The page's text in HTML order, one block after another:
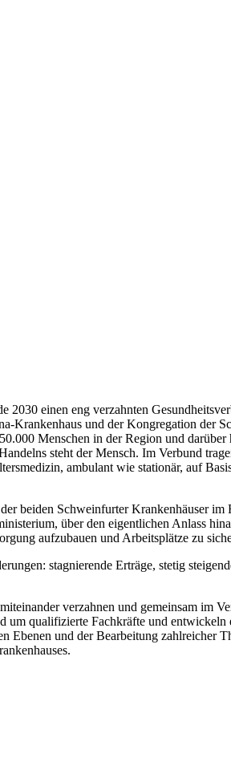
einen eng verzahnten
und der Kongregation der
Menschen in der Region und
steht der Mensch. Im Verbund
ambulant wie stationär, auf
beiden Schweinfurter Krankenhäuser
über den eigentlichen Anlass
aufzubauen und Arbeitsplätze zu
stagnierende Erträge, stetig
verzahnen und gemeinsam im
qualifizierte Fachkräfte und
Ebenen und der Bearbeitung